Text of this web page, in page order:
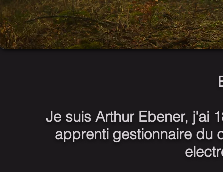
Je suis Arthur Ebener, j'ai
apprenti gestionnaire du